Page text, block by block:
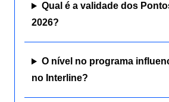
Qual é a validade dos
2026?
O nível no programa
no Interline?